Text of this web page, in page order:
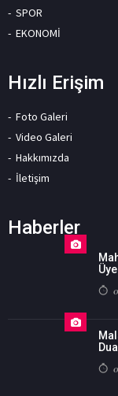
SPOR
EKONOMİ
Hızlı Erişim
Foto Galeri
Video Galeri
Hakkımızda
İletişim
Haberler